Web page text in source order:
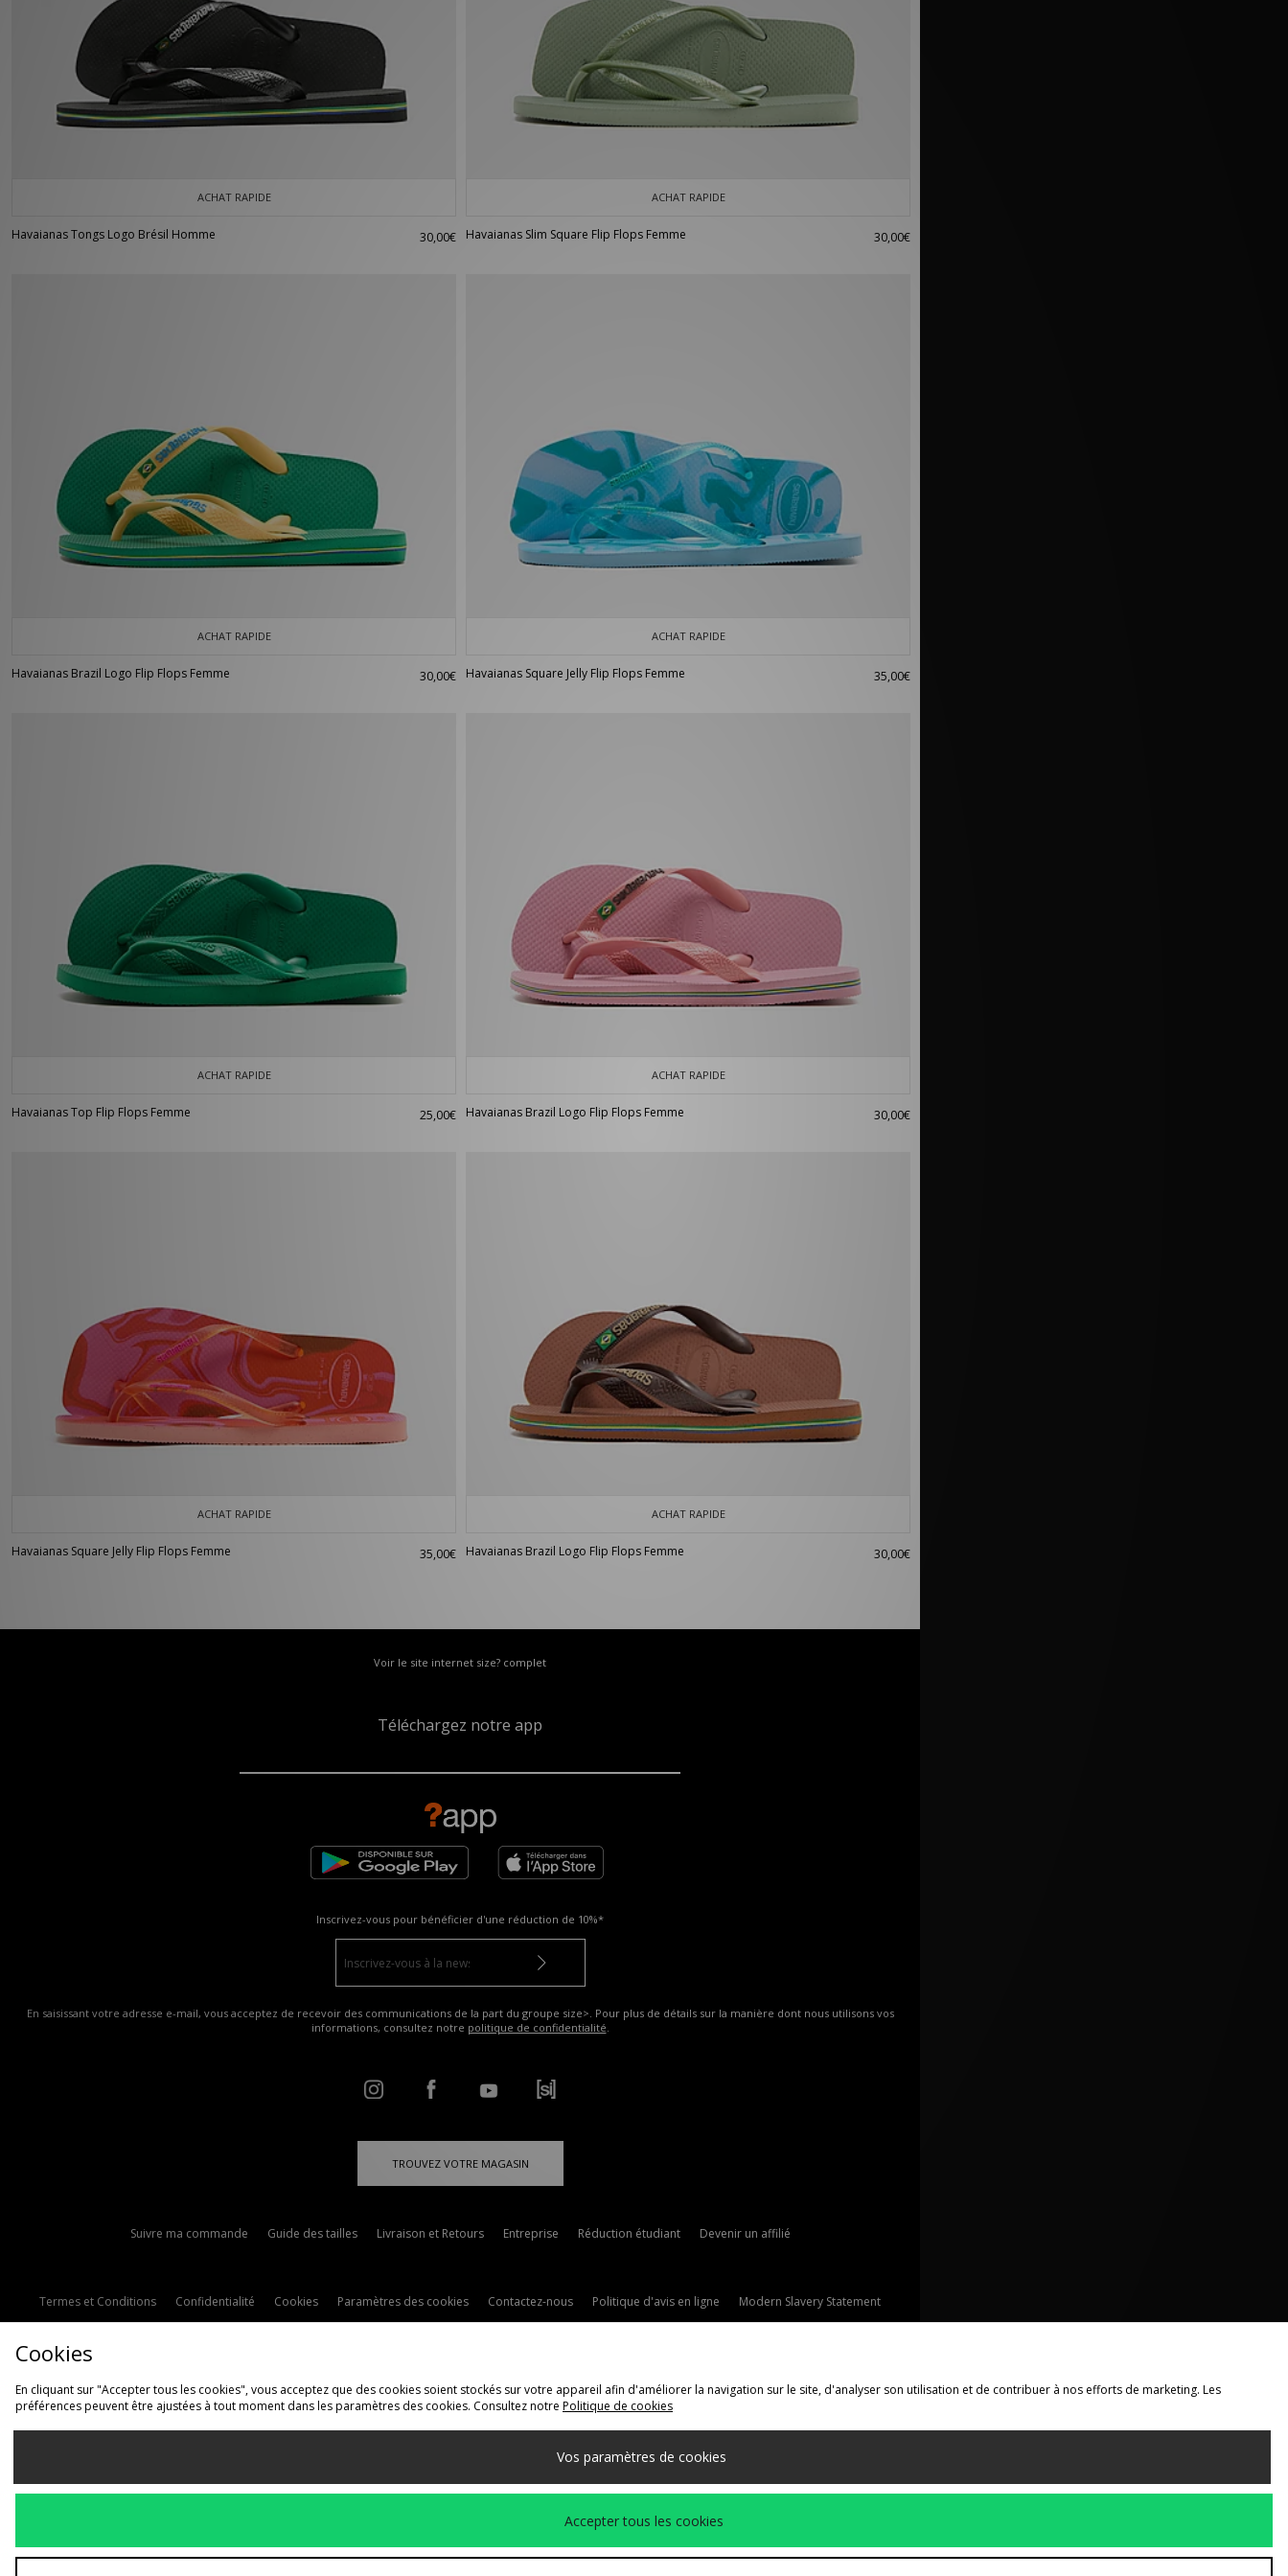
ACHAT RAPIDE
Havaianas Tongs Logo Brésil Homme 30,00€
ACHAT RAPIDE
Havaianas Slim Square Flip Flops Femme 30,00€
ACHAT RAPIDE
Havaianas Brazil Logo Flip Flops Femme 30,00€
ACHAT RAPIDE
Havaianas Square Jelly Flip Flops Femme 35,00€
ACHAT RAPIDE
Havaianas Top Flip Flops Femme 25,00€
ACHAT RAPIDE
Havaianas Brazil Logo Flip Flops Femme 30,00€
ACHAT RAPIDE
Havaianas Square Jelly Flip Flops Femme 35,00€
ACHAT RAPIDE
Havaianas Brazil Logo Flip Flops Femme 30,00€
Voir le site internet size? complet
Téléchargez notre app
Inscrivez-vous pour bénéficier d'une réduction de 10%*
En saisissant votre adresse e-mail, vous acceptez de recevoir des communications de la part du groupe size>. Pour plus de détails sur la manière dont nous utilisons vos
informations, consultez notre politique de confidentialité.
TROUVEZ VOTRE MAGASIN
Suivre ma commande Guide des tailles Livraison et Retours Entreprise Réduction étudiant Devenir un affilié
Termes et Conditions Confidentialité Cookies Paramètres des cookies Contactez-nous Politique d'avis en ligne Modern Slavery Statement
Livraison Vers
Nous acceptons les méthodes de paiement suivantes
Cookies
En cliquant sur "Accepter tous les cookies", vous acceptez que des cookies soient stockés sur votre appareil afin d'améliorer la navigation sur le site, d'analyser son utilisation et de contribuer à nos efforts de marketing. Les
préférences peuvent être ajustées à tout moment dans les paramètres des cookies. Consultez notre Politique de cookies
Vos paramètres de cookies
Accepter tous les cookies